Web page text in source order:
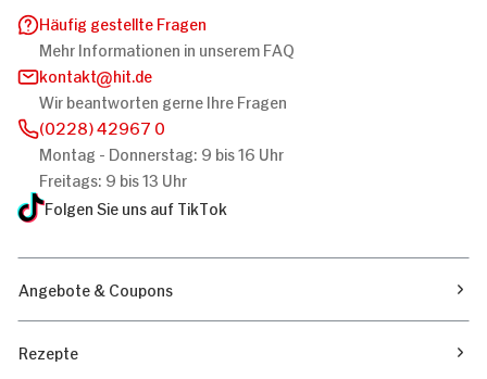
Häufig gestellte Fragen
Mehr Informationen in unserem FAQ
kontakt
hit.de
Wir beantworten gerne Ihre Fragen
(0228) 42967 0
Montag - Donnerstag: 9 bis 16 Uhr
Freitags: 9 bis 13 Uhr
Folgen Sie uns auf TikTok
Angebote & Coupons
Rezepte